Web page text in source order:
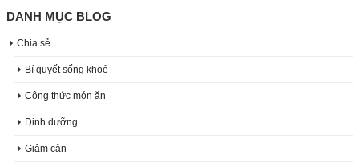
DANH MỤC BLOG
Chia sẻ
Bí quyết sống khoẻ
Công thức món ăn
Dinh dưỡng
Giảm cân